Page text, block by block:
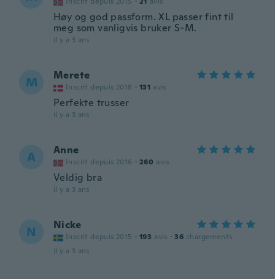
Høy og god passform. XL passer fint til
meg som vanligvis bruker S-M.
il y a 3 ans
M Merete
Inscrit depuis 2018 · 131 avis
Perfekte trusser
il y a 3 ans
A Anne
Inscrit depuis 2016 · 260 avis
Veldig bra
il y a 3 ans
N Nicke
Inscrit depuis 2015 · 193 avis · 36 chargements
il y a 3 ans